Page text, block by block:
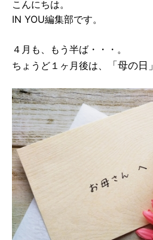
こんにちは。
IN YOU編集部です。
４月も、もう半ば・・・。
ちょうど１ヶ月後は、
「母の日」